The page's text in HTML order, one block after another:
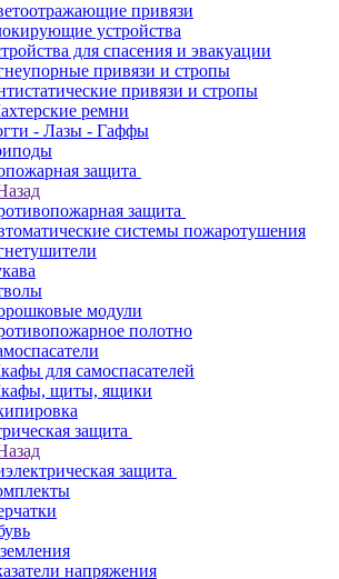
привязи
устройства
для спасения и эвакуации
привязи и стропы
привязи и стропы
ремни
- Лазы - Гаффы
защита
защита
системы пожаротушения
модули
полотно
для самоспасателей
щиты, ящики
защита
защита
напряжения